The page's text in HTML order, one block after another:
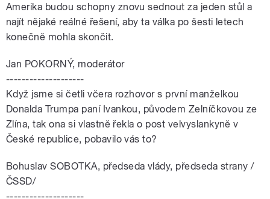
Amerika budou schopny znovu sednout za jeden stůl a
najít nějaké reálné řešení, aby ta válka po šesti letech
konečně mohla skončit.
Jan POKORNÝ, moderátor
--------------------
Když jsme si četli včera rozhovor s první manželkou
Donalda Trumpa paní Ivankou, původem Zelníčkovou ze
Zlína, tak ona si vlastně řekla o post velvyslankyně v
České republice, pobavilo vás to?
Bohuslav SOBOTKA, předseda vlády, předseda strany /
ČSSD/
--------------------